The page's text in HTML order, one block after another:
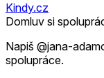
Kindy.cz
Domluv si
Napiš @jana-
spolupráce.